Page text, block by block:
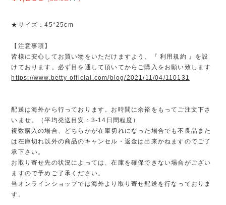
★サイズ：45*25cm
【注意事項】
皆様に安心してお買い物をいただけますよう、『 利用規約 』を設
けております。必ず目を通して頂いてからご購入をお願い致します
https://www.betty-official.com/blog/2021/11/04/110131
配送は海外から行っております。お時間に余裕をもってご注文下さ
いませ。（平均発送目安：3-14日間程度）
複数購入の場合、どちらかが在庫切れになった場合でも不良品また
は在庫切れ以外の商品のキャンセル・返金は出来かねますのでご了
承下さい。
お取り寄せ先の状況によっては、在庫を確保できない場合がござい
ますので予めご了承ください。
当オンラインショップでは海外より取り寄せ配送を行なっておりま
す。